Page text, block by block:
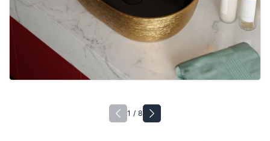
1 / 8